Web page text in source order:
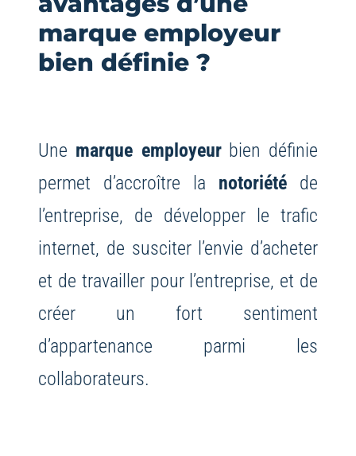
marque employeur
bien définie ?
Une marque employeurbien définie
permet d’accroître la notoriété de
l’entreprise, de développer le trafic
internet, de susciter l’envie d’acheter
et de travailler pour l’entreprise, et de
créer un fort sentiment
d’appartenance parmi les
collaborateurs.